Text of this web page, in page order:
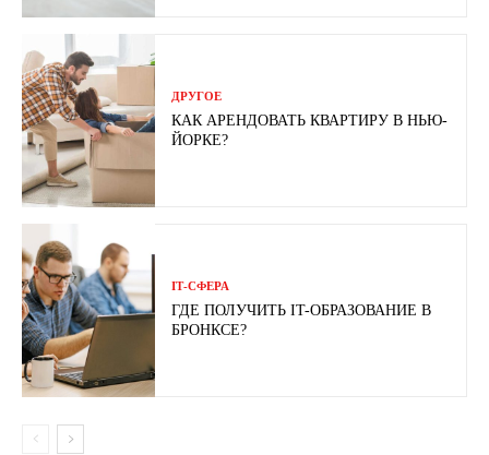
ДРУГОЕ
КАК АРЕНДОВАТЬ КВАРТИРУ В НЬЮ-
ЙОРКЕ?
ІТ-СФЕРА
ГДЕ ПОЛУЧИТЬ IT-ОБРАЗОВАНИЕ В
БРОНКСЕ?